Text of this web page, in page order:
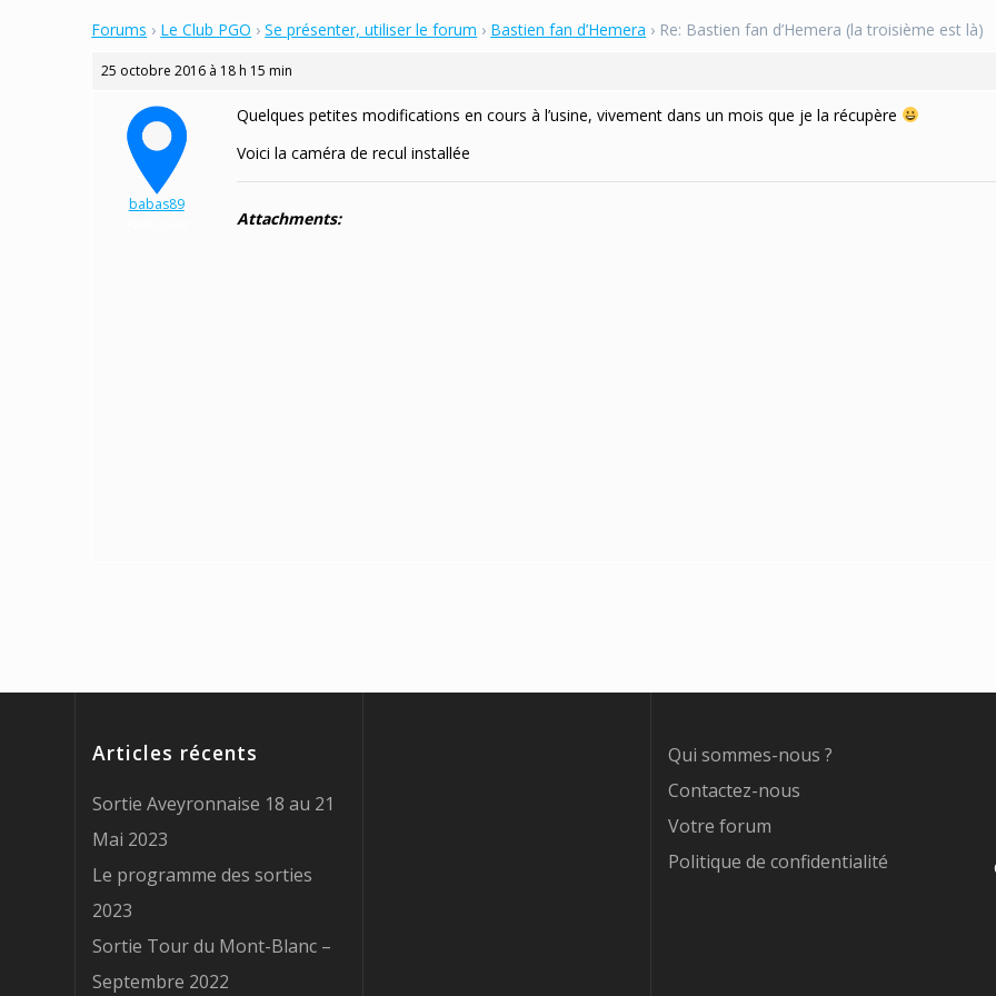
Forums › Le Club PGO › Se présenter, utiliser le forum › Bastien fan d’Hemera › Re: Bastien fan d’Hemera (la troisième est là)
25 octobre 2016 à 18 h 15 min
babas89
Quelques petites modifications en cours à l’usine, vivement dans un mois que je la récupère
Voici la caméra de recul installée
Attachments:
Articles récents
Sortie Aveyronnaise 18 au 21
Mai 2023
Le programme des sorties
2023
Sortie Tour du Mont-Blanc –
Septembre 2022
Qui sommes-nous ?
Contactez-nous
Votre forum
Politique de confidentialité